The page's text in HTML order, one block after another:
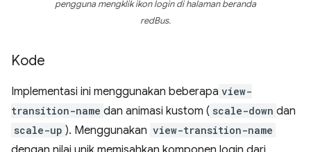
pengguna mengklik ikon login di halaman beranda
redBus.
Kode
Implementasi ini menggunakan beberapa view-
transition-name dan animasi kustom ( scale-down dan
scale-up ). Menggunakan view-transition-name